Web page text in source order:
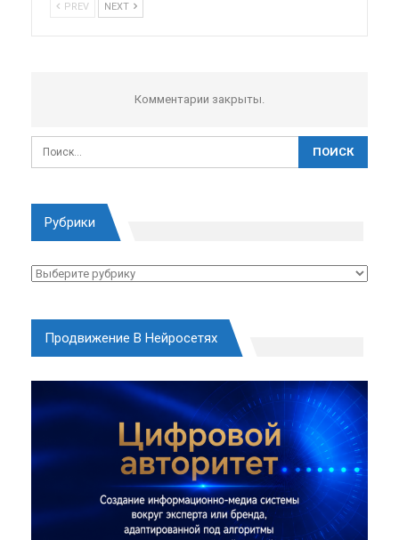
PREV NEXT
Комментарии закрыты.
Рубрики
Рубрики
Продвижение В Нейросетях